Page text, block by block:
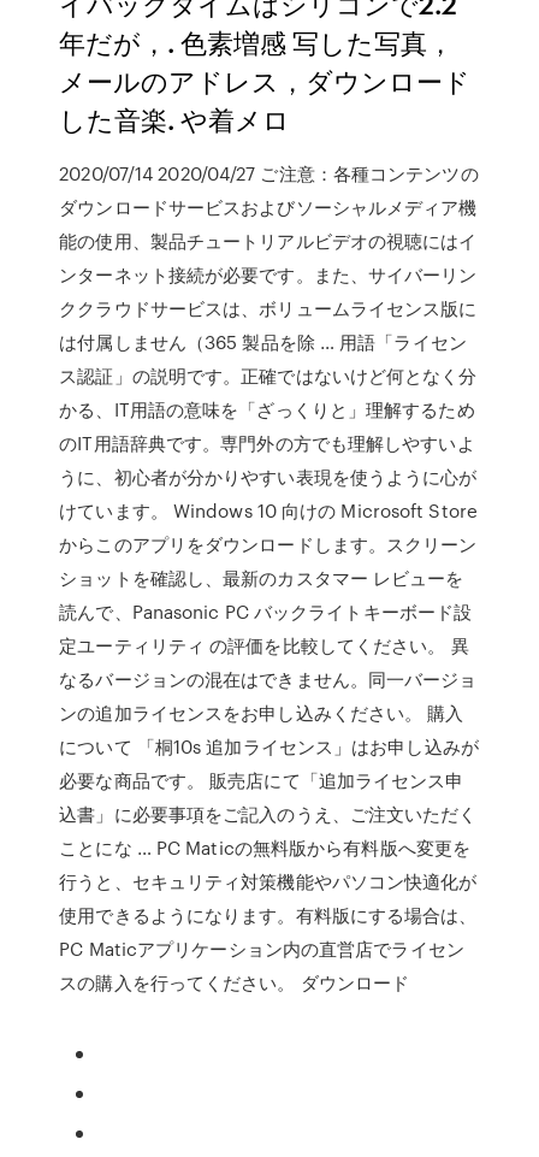
年だが，. 色素増感 写した写真，
メールのアドレス，ダウンロード
した音楽. や着メロ
2020/07/14 2020/04/27 ご注意：各種コンテンツの
ダウンロードサービスおよびソーシャルメディア機
能の使用、製品チュートリアルビデオの視聴にはイ
ンターネット接続が必要です。また、サイバーリン
ククラウドサービスは、ボリュームライセンス版に
は付属しません（365 製品を除 … 用語「ライセン
ス認証」の説明です。正確ではないけど何となく分
かる、IT用語の意味を「ざっくりと」理解するため
のIT用語辞典です。専門外の方でも理解しやすいよ
うに、初心者が分かりやすい表現を使うように心が
けています。 Windows 10 向けの Microsoft Store
からこのアプリをダウンロードします。スクリーン
ショットを確認し、最新のカスタマー レビューを
読んで、Panasonic PC バックライトキーボード設
定ユーティリティ の評価を比較してください。 異
なるバージョンの混在はできません。同一バージョ
ンの追加ライセンスをお申し込みください。 購入
について 「桐10s 追加ライセンス」はお申し込みが
必要な商品です。 販売店にて「追加ライセンス申
込書」に必要事項をご記入のうえ、ご注文いただく
ことにな … PC Maticの無料版から有料版へ変更を
行うと、セキュリティ対策機能やパソコン快適化が
使用できるようになります。有料版にする場合は、
PC Maticアプリケーション内の直営店でライセン
スの購入を行ってください。 ダウンロード